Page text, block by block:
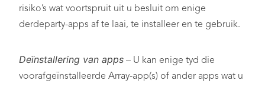
risiko’s wat voortspruit uit u besluit om enige
derdeparty-apps af te laai, te installeer en te gebruik.
Deïnstallering van apps – U kan enige tyd die
voorafgeïnstalleerde Array-app(s) of ander apps wat u